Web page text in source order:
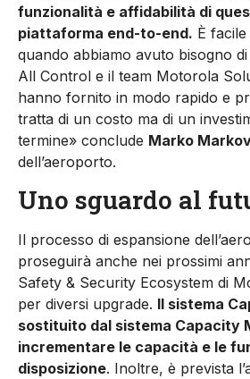
funzionalità e affidabilità di
piattaforma end-to-end. È
quando abbiamo avuto bisogno
All Control e il team Motorola
hanno fornito in modo rapido e
tratta di un costo ma di un
termine» conclude Marko
dell’aeroporto.
Uno sguardo al
Il processo di espansione
proseguirà anche nei prossimi
Safety & Security Ecosystem di
per diversi upgrade. Il sistema
sostituito dal sistema Capacity
incrementare le capacità e le
disposizione. Inoltre, è prevista